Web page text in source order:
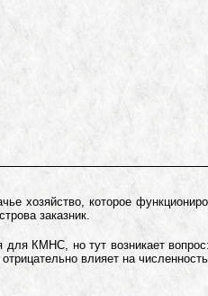
хозяйство, которое
заказник.
КМНС, но тут возникает
влияет на